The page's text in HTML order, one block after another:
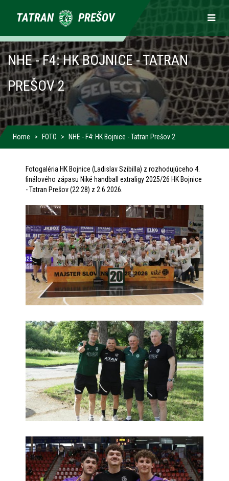
TATRAN PREŠOV
Primárne
odkazy
NHE - F4: HK BOJNICE - TATRAN
PREŠOV 2
Home FOTO NHE - F4: HK Bojnice - Tatran Prešov 2
Fotogaléria HK Bojnice (Ladislav Szibilla) z rozhodujúceho 4.
finálového zápasu Niké handball extraligy 2025/26 HK Bojnice
- Tatran Prešov (22:28) z 2.6.2026.